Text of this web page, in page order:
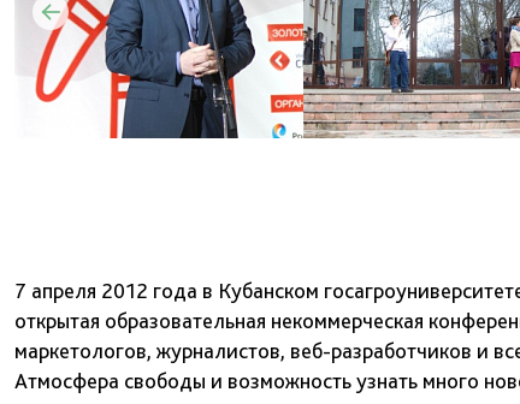
7 апреля 2012 года в Кубанском
открытая образовательная некоммерческая
маркетологов, журналистов, веб-разработчиков и
Атмосфера свободы и возможность узнать много